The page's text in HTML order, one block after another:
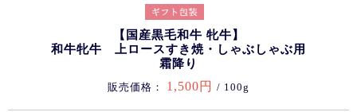
【国産黒毛和牛 牝牛】
和牛牝牛 上ロースすき焼・しゃぶしゃぶ用
霜降り
販売価格： 1,500円 / 100g